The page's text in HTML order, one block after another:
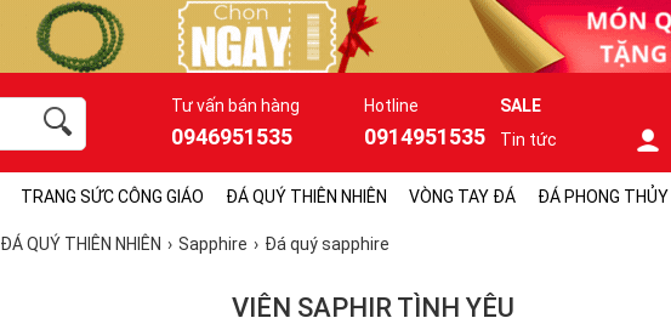
Tư vấn bán hàng
0946951535
Hotline
0914951535
SALE
Tin tức
TRANG SỨC CÔNG GIÁO ĐÁ QUÝ THIÊN NHIÊN VÒNG TAY ĐÁ ĐÁ PHONG THỦY
ĐÁ QUÝ THIÊN NHIÊN Sapphire Đá quý sapphire
VIÊN SAPHIR TÌNH YÊU